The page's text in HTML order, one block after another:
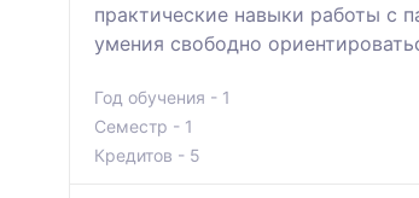
практические навыки работы с
умения свободно
Год обучения - 1
Семестр - 1
Кредитов - 5